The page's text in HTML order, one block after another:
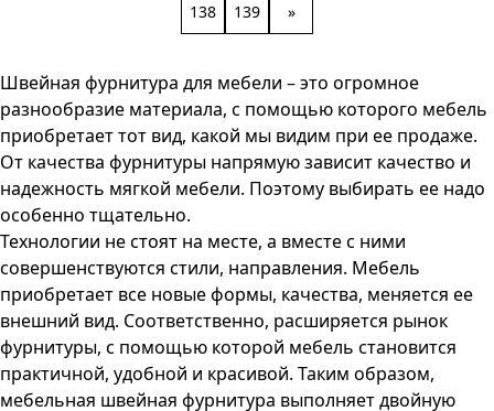
138 139 »
Швейная фурнитура для мебели – это огромное
разнообразие материала, с помощью которого мебель
приобретает тот вид, какой мы видим при ее продаже.
От качества фурнитуры напрямую зависит качество и
надежность мягкой мебели. Поэтому выбирать ее надо
особенно тщательно.
Технологии не стоят на месте, а вместе с ними
совершенствуются стили, направления. Мебель
приобретает все новые формы, качества, меняется ее
внешний вид. Соответственно, расширяется рынок
фурнитуры, с помощью которой мебель становится
практичной, удобной и красивой. Таким образом,
мебельная швейная фурнитура выполняет двойную